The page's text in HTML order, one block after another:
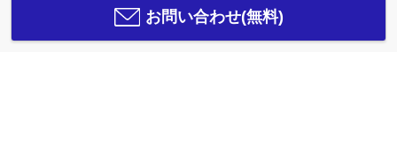
お問い合わせ(無料)